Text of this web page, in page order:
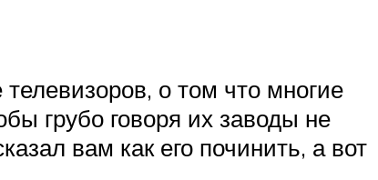
о том что многие
грубо говоря их заводы не
вам как его починить, а вот